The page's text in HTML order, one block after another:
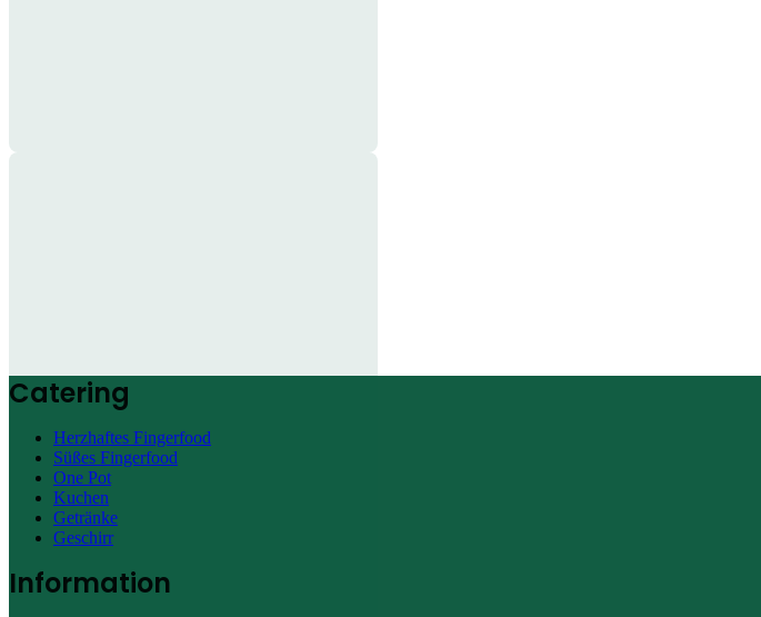
Catering
Herzhaftes Fingerfood
Süßes Fingerfood
One Pot
Kuchen
Getränke
Geschirr
Information